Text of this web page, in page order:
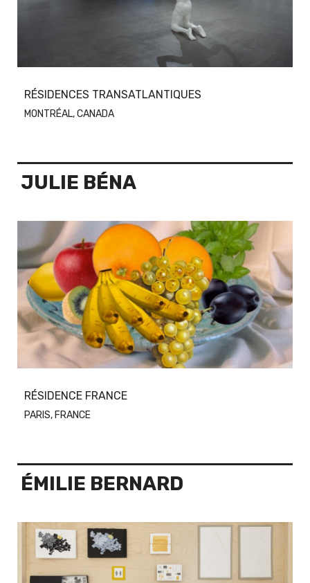
RÉSIDENCES TRANSATLANTIQUES
MONTRÉAL, CANADA
JULIE BÉNA
RÉSIDENCE FRANCE
PARIS, FRANCE
ÉMILIE BERNARD